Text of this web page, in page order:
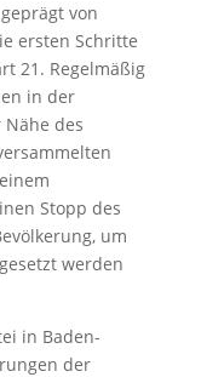
von
ersten Schritte
21. Regelmäßig
in der
des
Stopp des
um
werden
in Baden-
der